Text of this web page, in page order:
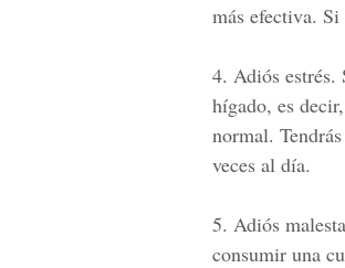
más efectiva.
4. Adiós estrés.
hígado, es
normal.
veces al día.
5. Adiós
consumir una